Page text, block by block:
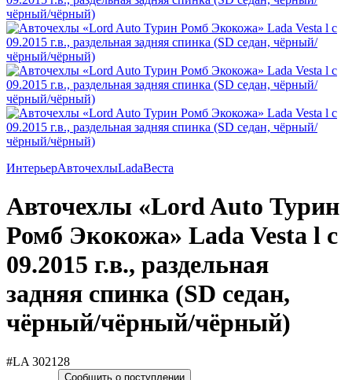
ИнтерьерАвточехлыLadaВеста
Авточехлы «Lord Auto Турин
Ромб Экокожа» Lada Vesta l с
09.2015 г.в., раздельная
задняя спинка (SD седан,
чёрный/чёрный/чёрный)
#LA 302128
Сообщить о поступлении